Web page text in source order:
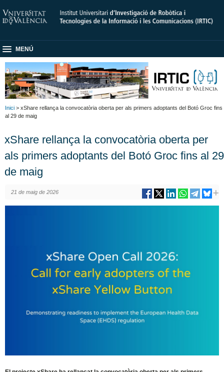
MENÚ
Inici > xShare rellança la convocatòria oberta per als primers adoptants del Botó Groc fins
al 29 de maig
xShare rellança la convocatòria oberta per
als primers adoptants del Botó Groc fins al 29
de maig
21 de maig de 2026